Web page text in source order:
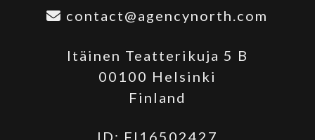
contact@agencynorth.com
Itäinen Teatterikuja 5 B
00100 Helsinki
Finland